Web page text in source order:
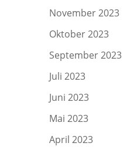
November 2023
Oktober 2023
September 2023
Juli 2023
Juni 2023
Mai 2023
April 2023